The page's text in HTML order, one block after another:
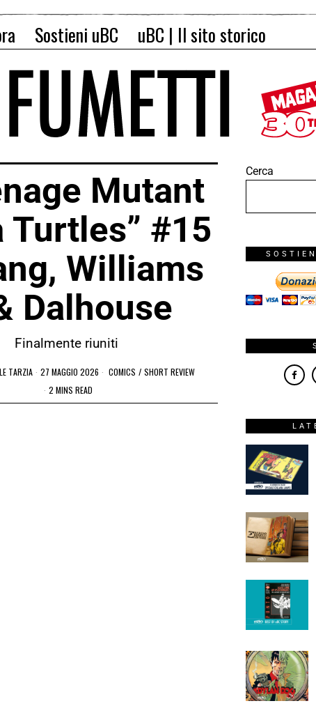
Sostieni uBC uBC | Il sito storico
Mutant
Turtles” #15
Williams
Dalhouse
Finalmente riuniti
TARZIA 27 MAGGIO 2026 COMICS / SHORT REVIEW
2 MINS READ
Cerca